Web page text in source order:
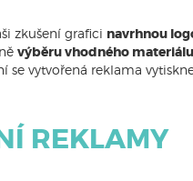
zkušení grafici navrhnou
výběru vhodného materiálu
se vytvořená reklama
REKLAMY